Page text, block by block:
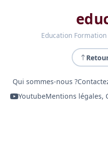
Education
Qui sommes-nous ?
YoutubeMentions légales,